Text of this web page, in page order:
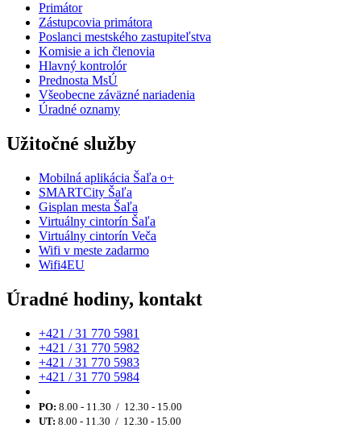
Primátor
Zástupcovia primátora
Poslanci mestského zastupiteľstva
Komisie a ich členovia
Hlavný kontrolór
Prednosta MsÚ
Všeobecne záväzné nariadenia
Úradné oznamy
Užitočné služby
Mobilná aplikácia Šaľa o+
SMARTCity Šaľa
Gisplan mesta Šaľa
Virtuálny cintorín Šaľa
Virtuálny cintorín Veča
Wifi v meste zadarmo
Wifi4EU
Úradné hodiny, kontakt
+421 / 31 770 5981
+421 / 31 770 5982
+421 / 31 770 5983
+421 / 31 770 5984
PO: 8.00 - 11.30 / 12.30 - 15.00
UT: 8.00 - 11.30 / 12.30 - 15.00